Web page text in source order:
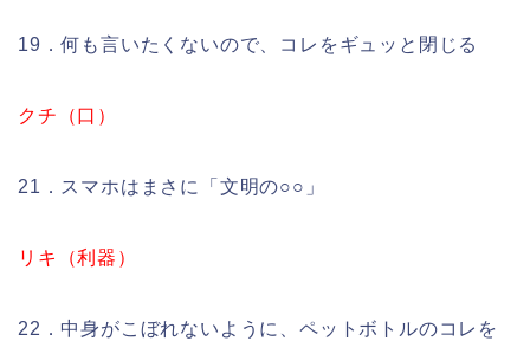
19．何も言いたくないので、コレをギュッと閉じる
クチ（口）
21．スマホはまさに「文明の○○」
リキ（利器）
22．中身がこぼれないように、ペットボトルのコレを